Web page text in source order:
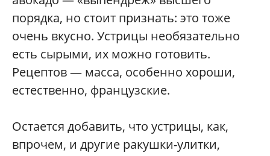
порядка, но стоит признать: это тоже
очень вкусно. Устрицы необязательно
есть сырыми, их можно готовить.
Рецептов — масса, особенно хороши,
естественно, французские.
Остается добавить, что устрицы, как,
впрочем, и другие ракушки-улитки,